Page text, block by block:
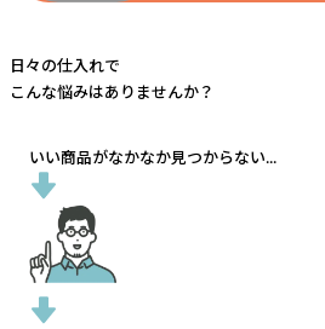
日々の仕入れで
こんな悩みはありませんか？
いい商品がなかなか見つからない...